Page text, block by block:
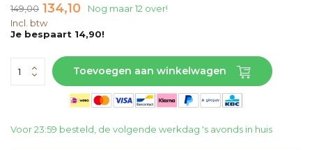
149,00 134,10
Nog maar 12 over!
Incl. btw
Je bespaart 14,90!
Toevoegen aan winkelwagen
Voor 23:59 besteld, de volgende werkdag 's avonds in huis